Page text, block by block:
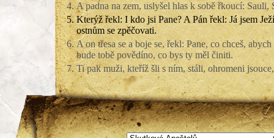
4. A padna na zem, uslyšel hlas k sobě řkoucí: Sauli,
5. Kterýž řekl: I kdo jsi Pane? A Pán řekl: Já jsem
ostnům se zpěčovati.
6. A on třesa se a boje se, řekl: Pane, co chceš,
bude tobě povědíno, co bys ty měl činiti.
7. Ti pak muži, kteříž šli s ním, stáli, ohromeni